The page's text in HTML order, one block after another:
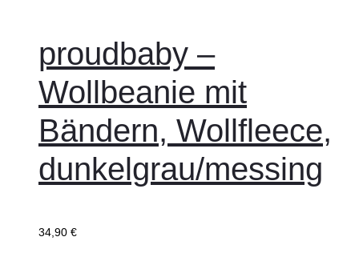
mehrere
Varianten
auf.
Die
Optionen
können
der
proudbaby –
Wollbeanie mit
Bändern, Wollfleece,
dunkelgrau/messing
34,90 €